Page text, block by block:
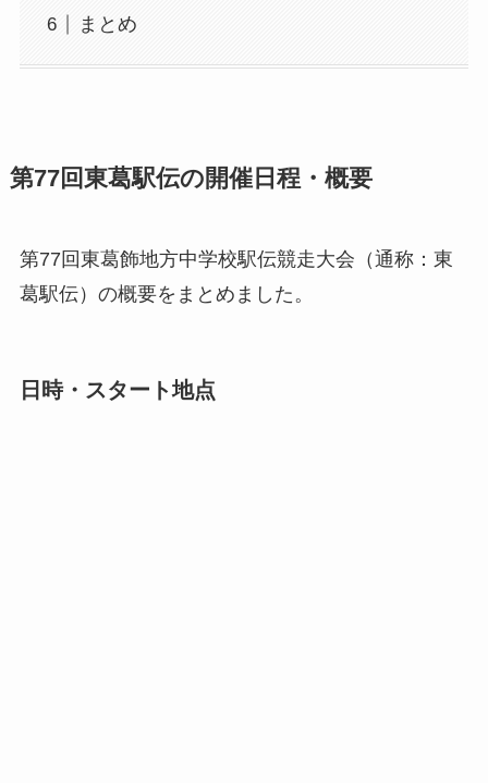
まとめ
第77回東葛駅伝の開催日程・概要
第77回東葛飾地方中学校駅伝競走大会（通称：東
葛駅伝）の概要をまとめました。
日時・スタート地点